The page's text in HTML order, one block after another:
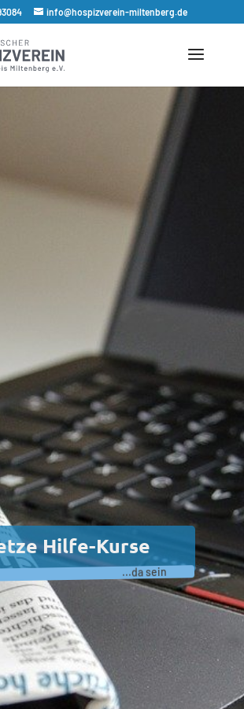
info@hospizverein-miltenberg.de
Hilfe-Kurse
...da sein